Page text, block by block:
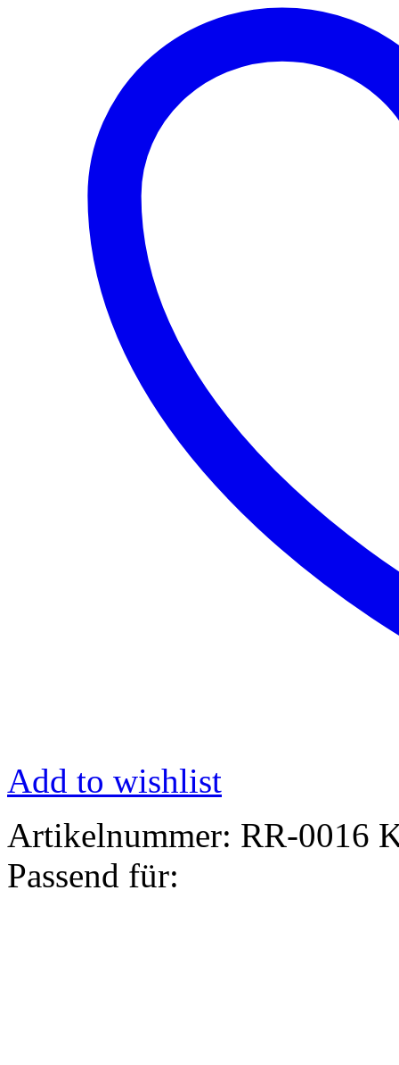
Add to wishlist
Artikelnummer: RR-0016
Passend für: